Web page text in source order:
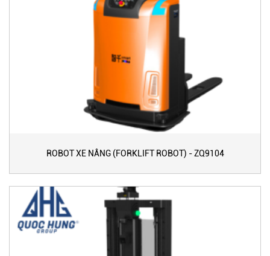
ROBOT XE NÂNG (FORKLIFT ROBOT) - ZQ9104